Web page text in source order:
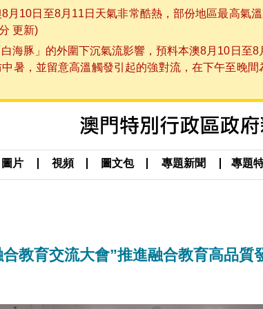
月10日至8月11日天氣非常酷熱，部份地區最高氣
更新)
海豚」的外圍下沉氣流影響，預料本澳8月10日
暑，並留意高溫觸發引起的強對流，在下午至晚
圖片 視頻 圖文包 專題新聞 專題
教育交流大會”推進融合教育高品質